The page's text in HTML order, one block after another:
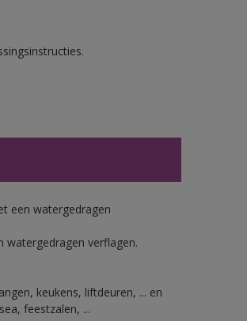
een watergedragen
watergedragen verflagen.
keukens, liftdeuren, ... en
feestzalen, ...